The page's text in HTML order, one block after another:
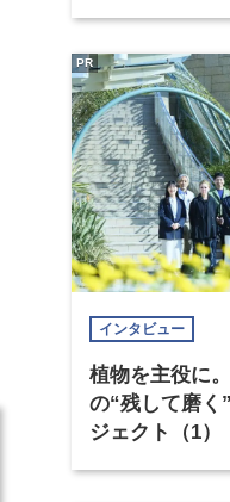
インタビュー
植物を主役に
の“残して磨く
ジェクト（1）
PR